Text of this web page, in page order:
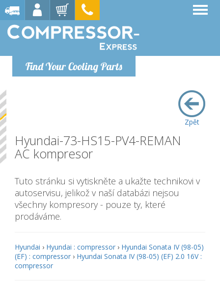
Find Your Cooling Parts
Zpět
Hyundai-73-HS15-PV4-REMAN
AC kompresor
Tuto stránku si vytiskněte a ukažte technikovi v
autoservisu, jelikož v naší databázi nejsou
všechny kompresory - pouze ty, které
prodáváme.
Hyundai › Hyundai : compressor › Hyundai Sonata IV (98-05)
(EF) : compressor › Hyundai Sonata IV (98-05) (EF) 2.0 16V :
compressor